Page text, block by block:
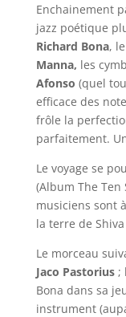
Enchainement
jazz poétique
Richard Bona,
Manna, les
Afonso (quel
efficace des
frôle la
parfaitement.
Le voyage se
(Album The Ten
musiciens sont
la terre de
Le morceau
Jaco Pastorius;
Bona dans sa
instrument